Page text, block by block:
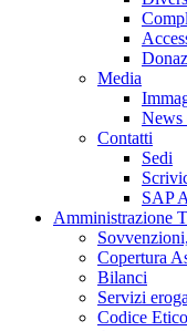
Media
News
Contatti
Sedi
SAP
Amministrazione
Copertura
Bilanci
Servizi
Codice